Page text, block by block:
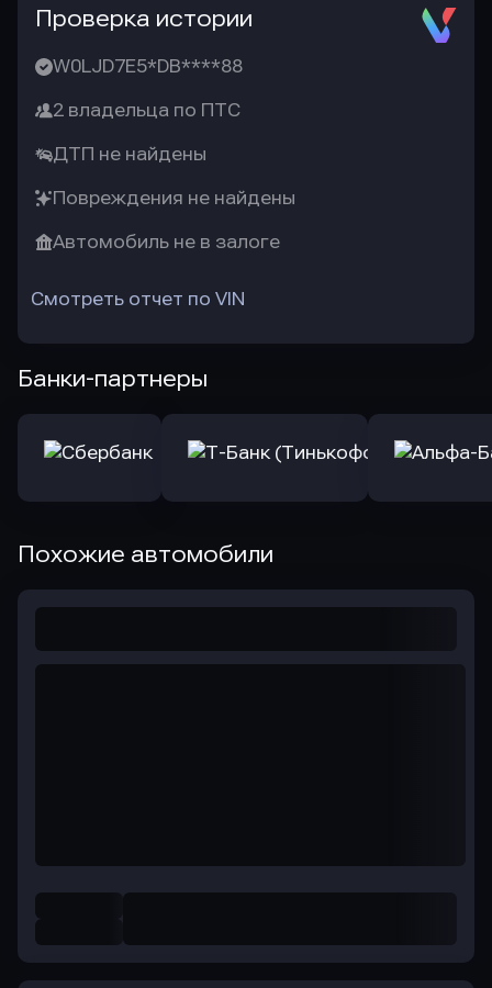
Проверка истории
W0LJD7E5*DB****88
2 владельца по ПТС
ДТП не найдены
Повреждения не найдены
Автомобиль не в залоге
Смотреть отчет по VIN
Банки-партнеры
Похожие автомобили